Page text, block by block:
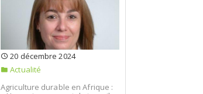
20 décembre 2024
Actualité
Agriculture durable en Afrique :